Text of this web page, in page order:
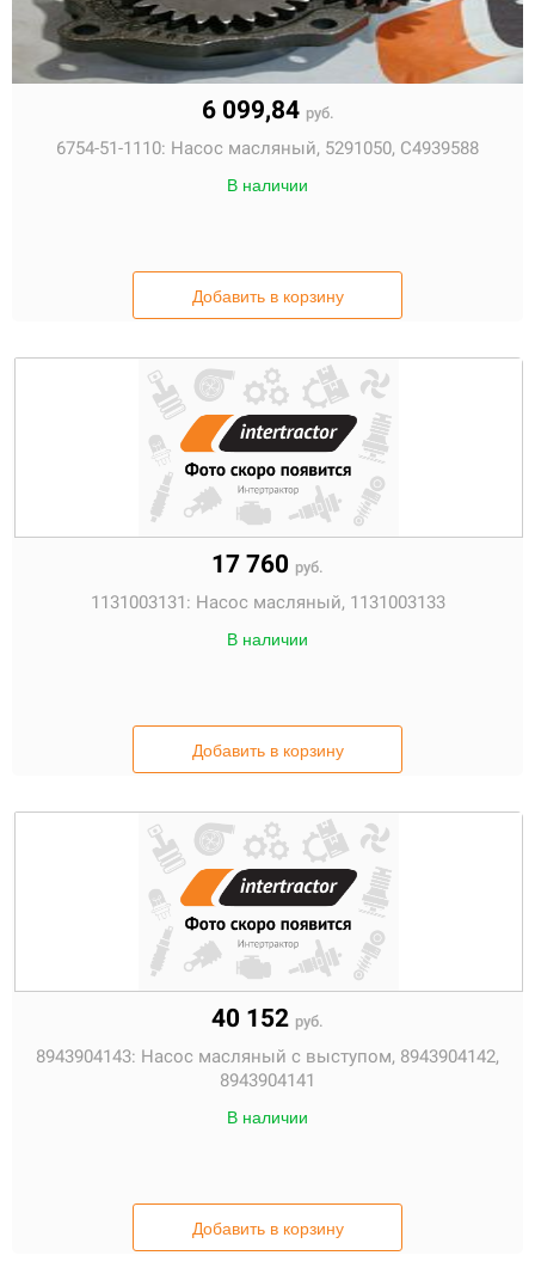
6 099,84 руб.
6754-51-1110: Насос масляный, 5291050, С4939588
В наличии
Добавить в корзину
17 760 руб.
1131003131: Насос масляный, 1131003133
В наличии
Добавить в корзину
40 152 руб.
8943904143: Насос масляный с выступом, 8943904142,
8943904141
В наличии
Добавить в корзину